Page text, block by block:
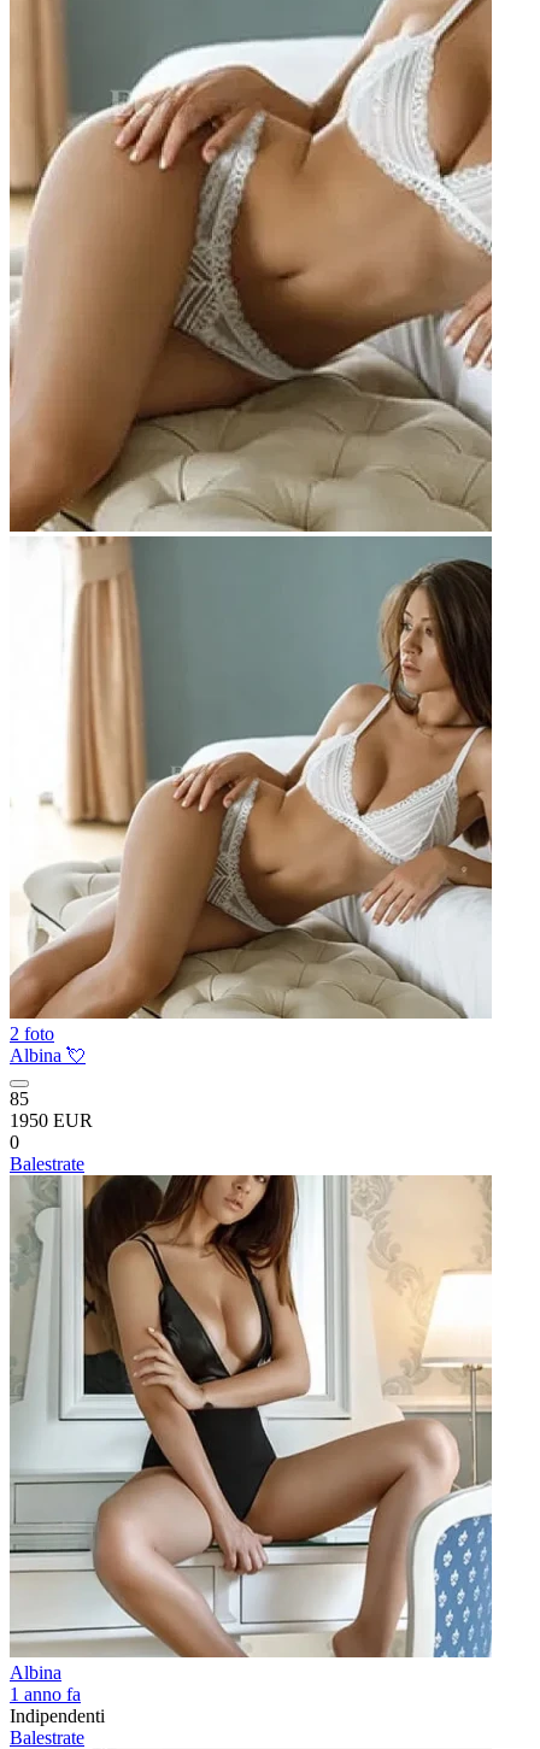
2 foto
Albina 💘
85
1950 EUR
0
Balestrate
Albina
1 anno fa
Indipendenti
Balestrate